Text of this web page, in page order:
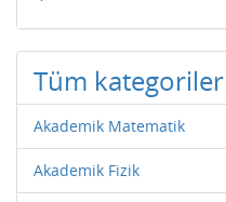
Tüm kategoriler
Akademik Matematik
Akademik Fizik